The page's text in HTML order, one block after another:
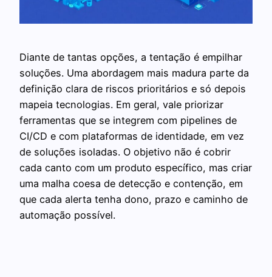
Diante de tantas opções, a tentação é empilhar
soluções. Uma abordagem mais madura parte da
definição clara de riscos prioritários e só depois
mapeia tecnologias. Em geral, vale priorizar
ferramentas que se integrem com pipelines de
CI/CD e com plataformas de identidade, em vez
de soluções isoladas. O objetivo não é cobrir
cada canto com um produto específico, mas criar
uma malha coesa de detecção e contenção, em
que cada alerta tenha dono, prazo e caminho de
automação possível.